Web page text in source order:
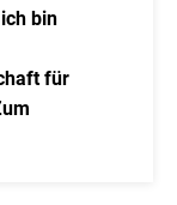
bin
für